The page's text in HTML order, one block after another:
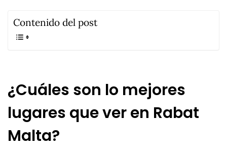
Contenido del post
¿Cuáles son lo mejores
lugares que ver en Rabat
Malta?